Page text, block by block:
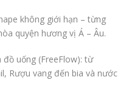
không giới hạn – từng
quyện hương vị Á – Âu.
đồ uống (FreeFlow): từ
Rượu vang đến bia và nước